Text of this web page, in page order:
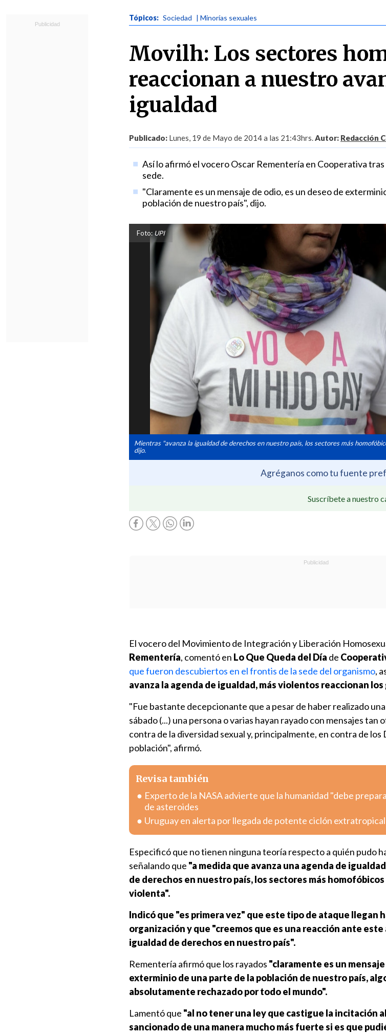
Tópicos: Sociedad | Minorías sexuales
Movilh: Los sectores
reaccionan a nuestro
igualdad
Publicado: Lunes, 19 de Mayo de 2014 a las 21:43hrs.Autor: Redacción
Así lo afirmó el vocero Oscar Rementería en Cooperativa
sede.
"Claramente es un mensaje de odio, es un deseo de
población de nuestro país", dijo.
Foto:UPI
Mientras "avanza la igualdad de derechos en nuestro país, los sectores más
dijo.
Agréganos como tu fuente
Suscríbete a nuestro
El vocero del Movimiento de Integración y Liberación
Rementería, comentó en Lo Que Queda del Día de
que fueron descubiertos en el frontis de la sede del organismo,
avanza la agenda de igualdad, más violentos reaccionan
"Fue bastante decepcionante que a pesar de haber realizado
sábado (...) una persona o varias hayan rayado con mensajes tan
contra de la diversidad sexual y, principalmente, en contra de los
población", afirmó.
Revisa también
Experto de la NASA advierte que la humanidad "debe
de asteroides
Uruguay en alerta por llegada de potente ciclón extratropical
Especificó que no tienen ninguna teoría respecto a quién pudo
señalando que "a medida que avanza una agenda de
de derechos en nuestro país, los sectores más
violenta".
Indicó que "es primera vez" que este tipo de ataque llegan
organización y que "creemos que es una reacción ante este
igualdad de derechos en nuestro país".
Rementería afirmó que los rayados "claramente es un
exterminio de una parte de la población de nuestro país,
absolutamente rechazado por todo el mundo".
Lamentó que "al no tener una ley que castigue la incitación
sancionado de una manera mucho más fuerte si es que